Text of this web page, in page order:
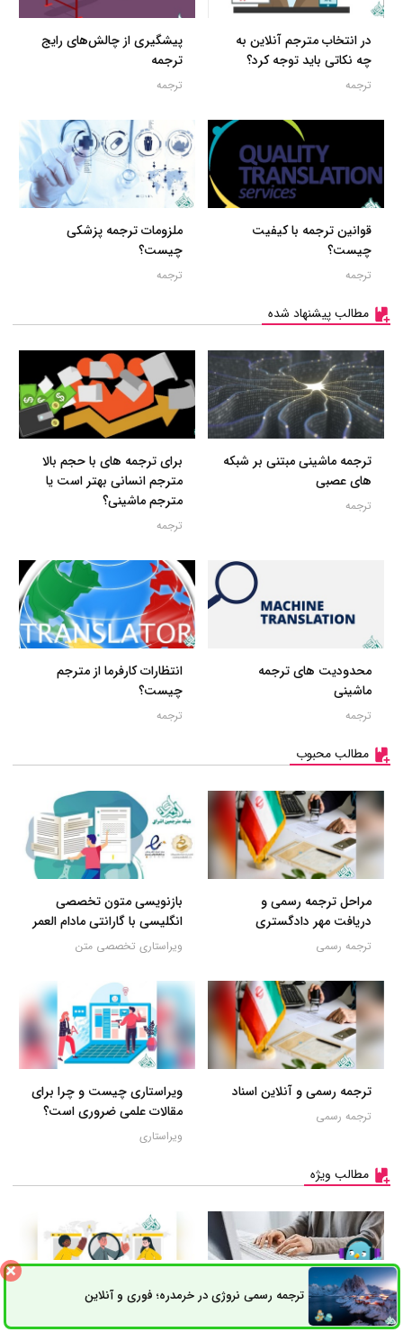
در انتخاب مترجم آنلاین به
چه نکاتی باید توجه کرد؟
ترجمه
پیشگیری از چالش‌های رایج
ترجمه
ترجمه
قوانین ترجمه با کیفیت
چیست؟
ترجمه
ملزومات ترجمه پزشکی
چیست؟
ترجمه
مطالب پیشنهاد شده
ترجمه ماشینی مبتنی بر شبکه
های عصبی
ترجمه
برای ترجمه های با حجم بالا
مترجم انسانی بهتر است یا
مترجم ماشینی؟
ترجمه
محدودیت های ترجمه
ماشینی
ترجمه
انتظارات کارفرما از مترجم
چیست؟
ترجمه
مطالب محبوب
مراحل ترجمه رسمی و
دریافت مهر دادگستری
ترجمه رسمی
بازنویسی متون تخصصی
انگلیسی با گارانتی مادام العمر
ویراستاری تخصصی متن
ترجمه رسمی و آنلاین اسناد
ترجمه رسمی
ویراستاری چیست و چرا برای
مقالات علمی ضروری است؟
ویراستاری
مطالب ویژه
ویژگی‌های یک مترجم استخدام ویراستار در شبکه
ترجمه رسمی نروژی در خرمدره؛ فوری و آنلاینثبت سفارش راه های ارتباطی